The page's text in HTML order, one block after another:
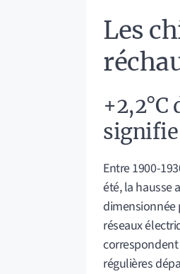
Les
signifie
Entre 1900-
été, la hausse
dimensionnée
réseaux
régulières